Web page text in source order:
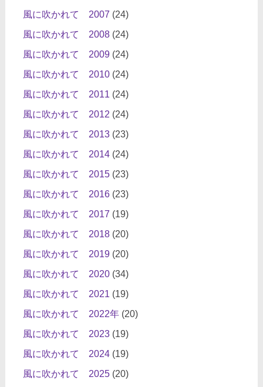
風に吹かれて 2007 (24)
風に吹かれて 2008(24)
風に吹かれて 2009(24)
風に吹かれて 2010(24)
風に吹かれて 2011 (24)
風に吹かれて 2012 (24)
風に吹かれて 2013(23)
風に吹かれて 2014(24)
風に吹かれて 2015(23)
風に吹かれて 2016(23)
風に吹かれて 2017 (19)
風に吹かれて 2018(20)
風に吹かれて 2019(20)
風に吹かれて 2020(34)
風に吹かれて 2021 (19)
風に吹かれて 2022年(20)
風に吹かれて 2023(19)
風に吹かれて 2024(19)
風に吹かれて 2025(20)